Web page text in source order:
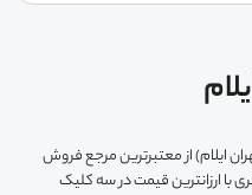
ایلام) از معتبرترین مرجع فروش
با ارزانترین قیمت در سه کلیک